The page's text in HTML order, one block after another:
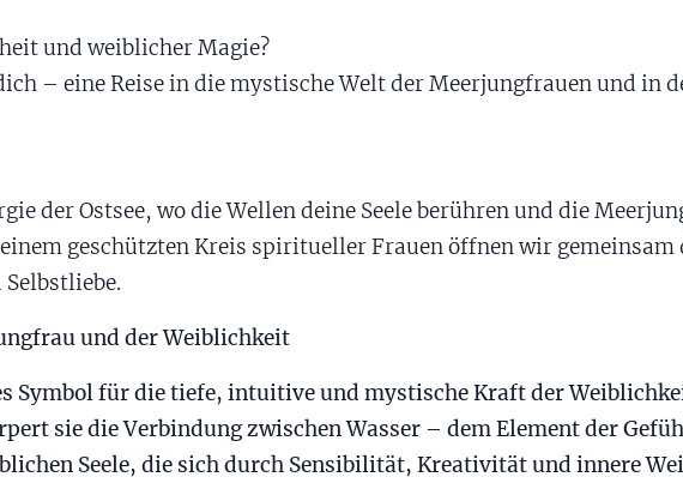
und weiblicher Magie?
– eine Reise in die mystische Welt der Meerjungfrauen und in
der Ostsee, wo die Wellen deine Seele berühren und die
geschützten Kreis spiritueller Frauen öffnen wir gemeinsam
und der Weiblichkeit
Symbol für die tiefe, intuitive und mystische Kraft der
sie die Verbindung zwischen Wasser – dem Element der
Seele, die sich durch Sensibilität, Kreativität und innere